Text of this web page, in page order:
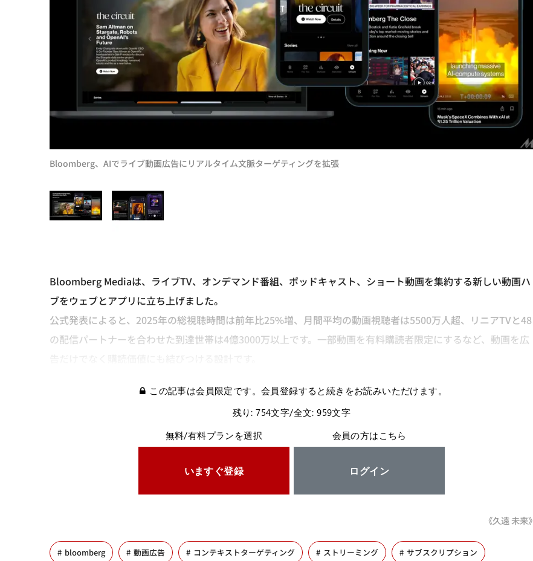
Bloomberg、AIでライブ動画広告にリアルタイム文脈ターゲティングを拡張
Bloomberg Mediaは、ライブTV、オンデマンド番組、ポッドキャスト、ショート動画を集約する新しい動画ハ
ブをウェブとアプリに立ち上げました。
公式発表によると、2025年の総視聴時間は前年比25%増、月間平均の動画視聴者は5500万人超、リニアTVと48
の配信パートナーを合わせた到達世帯は4億3000万以上です。一部動画を有料購読者限定にするなど、動画を広
この記事は会員限定です。会員登録すると続きをお読みいただけます。
残り: 754文字/全文: 959文字
無料/有料プランを選択
いますぐ登録
会員の方はこちら
ログイン
《久遠 未来》
bloomberg 動画広告 コンテキストターゲティング ストリーミング サブスクリプション